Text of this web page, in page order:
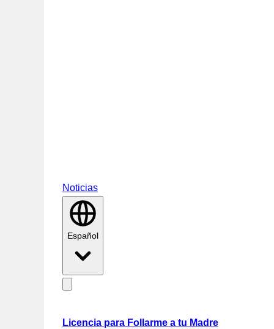
Noticias
Español
Licencia para Follarme a tu Madre